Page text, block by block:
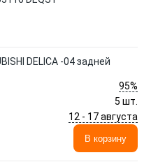
DELICA -04 задней
95%
5 шт.
12 - 17 августа
В корзину